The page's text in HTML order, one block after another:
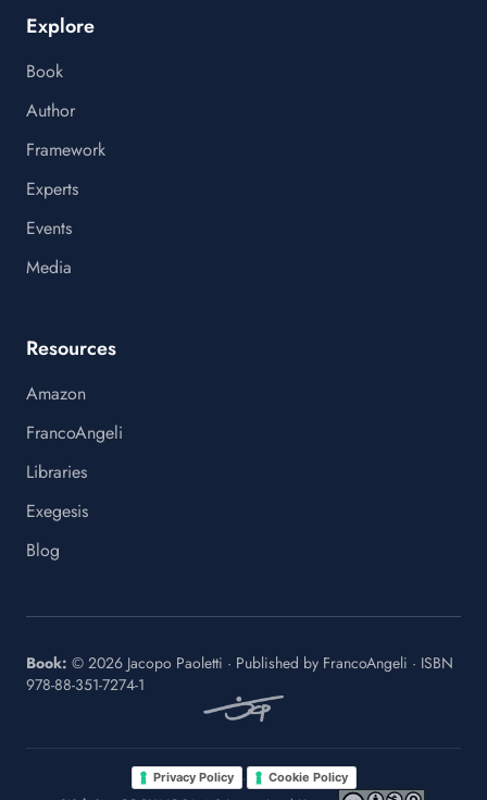
Explore
Book
Author
Framework
Experts
Events
Media
Resources
Amazon
FrancoAngeli
Libraries
Exegesis
Blog
Book: © 2026 Jacopo Paoletti · Published by FrancoAngeli · ISBN
978-88-351-7274-1
Privacy Policy · Cookie Policy